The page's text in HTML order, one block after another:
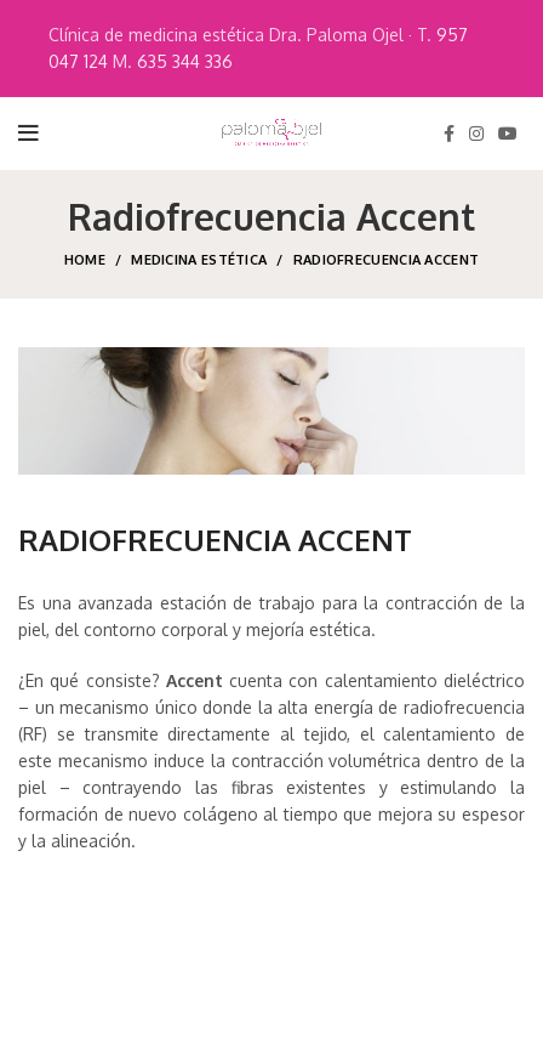
Radiofrecuencia Accent
HOME MEDICINA ESTÉTICA RADIOFRECUENCIA ACCENT
RADIOFRECUENCIA ACCENT
Es una avanzada estación de trabajo para la contracción de la
piel, del contorno corporal y mejoría estética.
¿En qué consiste? Accent cuenta con calentamiento dieléctrico
– un mecanismo único donde la alta energía de radiofrecuencia
(RF) se transmite directamente al tejido, el calentamiento de
este mecanismo induce la contracción volumétrica dentro de la
piel – contrayendo las fibras existentes y estimulando la
formación de nuevo colágeno al tiempo que mejora su espesor
y la alineación.
Clínica de medicina estética Dra. Paloma Ojel · T. 957
047 124 M. 635 344 336